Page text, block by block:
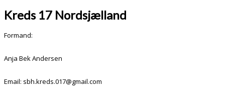
Kreds 17 Nordsjælland
Formand:
Anja Bek Andersen
Email: sbh.kreds.017@gmail.com